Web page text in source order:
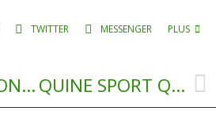
TWITTER MESSENGER PLUS
PROLONGATION ARRÊTE TEMPORAIRE DE CIRCULATION DANS LES PALANGES JUSQU’AU 10 SEPTEMBRE 2022 INCLUS QUINE SPORT QUILLES AGENTOL